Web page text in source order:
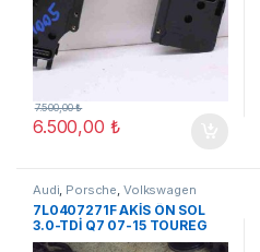
6.500,00 ₺
7.500,00₺
Audi, Porsche, Volkswagen
7L0407271F AKİS ÖN SOL
3.0-TDİ Q7 07-15 TOUREG
03-10-CAS Q7 ORJ ÇIKMA